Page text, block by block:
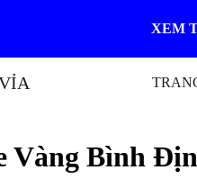
Skip
XEM
Vàng Bình